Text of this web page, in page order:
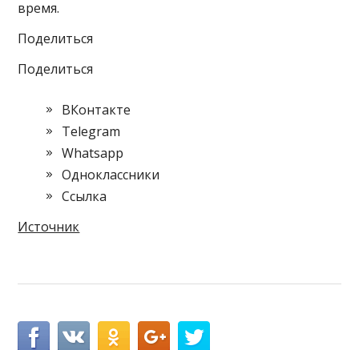
время.
Поделиться
Поделиться
ВКонтакте
Telegram
Whatsapp
Одноклассники
Cсылка
Источник